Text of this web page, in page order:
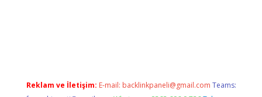
Reklam ve İletişim: E-mail: backlinkpaneli@gmail.com Teams: